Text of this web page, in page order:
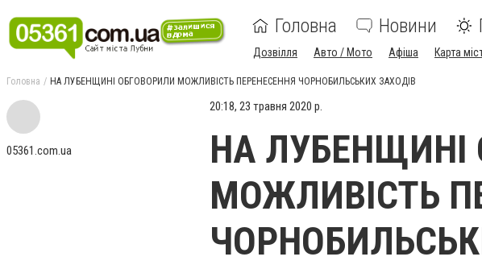
Головна Новини
Дозвілля Авто / Мото Афіша Карта
Головна НА ЛУБЕНЩИНІ ОБГОВОРИЛИ МОЖЛИВІСТЬ ПЕРЕНЕСЕННЯ ЧОРНОБИЛЬСЬКИХ ЗАХОДІВ
05361.com.ua
20:18, 23 травня 2020 р.
НА ЛУБЕНЩИНІ
МОЖЛИВІСТЬ